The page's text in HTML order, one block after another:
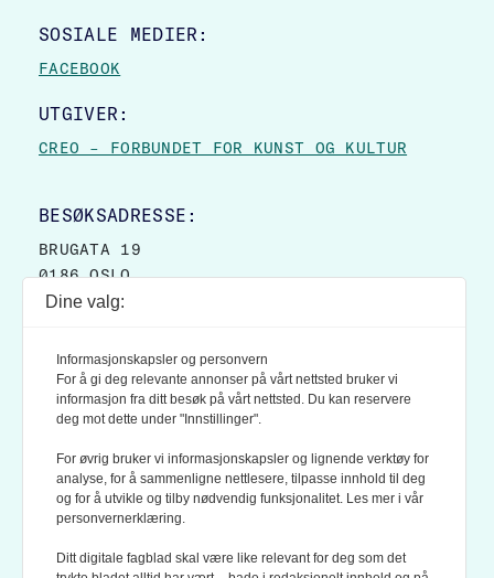
SOSIALE MEDIER:
FACEBOOK
UTGIVER:
CREO – FORBUNDET FOR KUNST OG KULTUR
BESØKSADRESSE:
BRUGATA 19
0186 OSLO
POSTBOKS 9007 GRØNLAND
0133 OSLO
LES OGSÅ:
KONTEKSTS PERSONVERN-POLICY
Dine valg:
Informasjonskapsler og personvern
For å gi deg relevante annonser på vårt nettsted bruker vi
informasjon fra ditt besøk på vårt nettsted. Du kan reservere
deg mot dette under "Innstillinger".
For øvrig bruker vi informasjonskapsler og lignende verktøy for
analyse, for å sammenligne nettlesere, tilpasse innhold til deg
og for å utvikle og tilby nødvendig funksjonalitet. Les mer i vår
personvernerklæring.
Ditt digitale fagblad skal være like relevant for deg som det